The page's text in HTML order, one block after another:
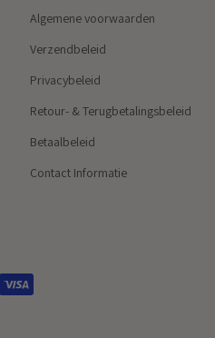
Algemene voorwaarden
Verzendbeleid
Privacybeleid
Retour- & Terugbetalingsbeleid
Betaalbeleid
Contact Informatie